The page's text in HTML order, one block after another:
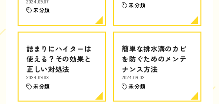
未分類
未分類
詰まりにハイターは
使える？その効果と
正しい対処法
2024.09.03
未分類
簡単な排水溝のカビ
を防ぐためのメンテ
ナンス方法
2024.09.02
未分類